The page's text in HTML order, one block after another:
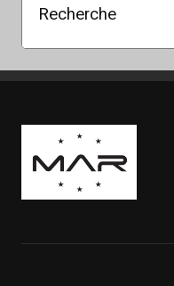
Recherche
Boutique Mags à Rabais